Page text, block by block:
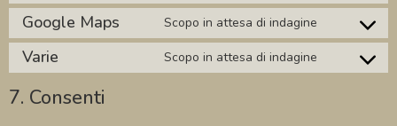
Google Maps Scopo in attesa di indagine
Varie Scopo in attesa di indagine
7. Consenti